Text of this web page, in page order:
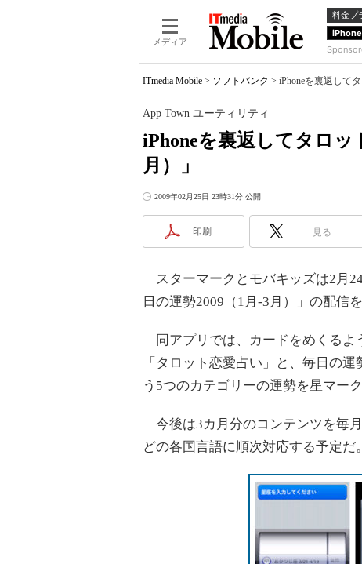
メディア
料金プ
iPhone
ITmedia Mobile > ソフトバンク > iPhoneを裏返して
iPhoneを裏返してタロ
月）」
App Town ユーティリティ
2009年02月25日 23時31分 公開
印刷 見る
スターマークとモバキッズは2月
日の運勢2009（1月-3月）」の配信
同アプリでは、カードをめくるよ
「タロット恋愛占い」と、毎日の
う5つのカテゴリーの運勢を星マー
今後は3カ月分のコンテンツを毎
どの各国言語に順次対応する予定だ。